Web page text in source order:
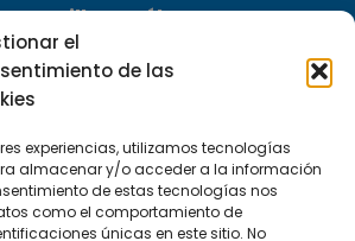
el
de las
experiencias, utilizamos tecnologías
almacenar y/o acceder a la información
de estas tecnologías nos
como el comportamiento de
únicas en este sitio. No
Málaga
to our Newsletter